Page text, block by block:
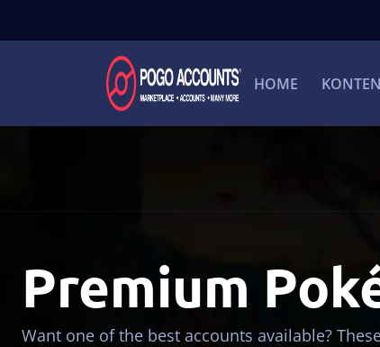
HOME
Premium
Want one of the best accounts available?